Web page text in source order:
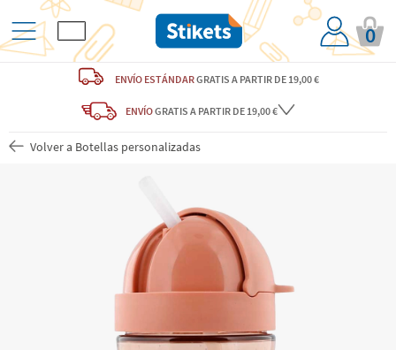
0
ENVÍO ESTÁNDARGRATIS A PARTIR DE 19,00 €
ENVÍOGRATIS A PARTIR DE 19,00 €
Volver a Botellas personalizadas